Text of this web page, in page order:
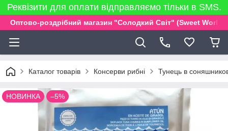
Реквізити для оплати відправляємо тільки в SMS.
Оптово-роздрібний магазин "Солодкий Світ" (Sweet World)
Каталог товарів Консерви рибні Тунець в
НОВИНКА –5%